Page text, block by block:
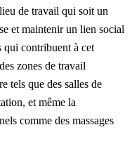
de travail qui soit un
et maintenir un lien social
qui contribuent à cet
zones de travail
tels que des salles de
et même la
comme des massages